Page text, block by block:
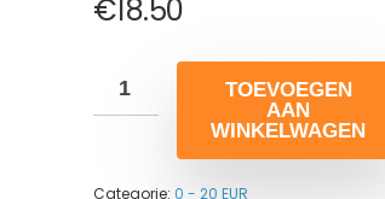
€18.50
TOEVOEGEN
AAN
WINKELWAGEN
Categorie: 0 - 20 EUR